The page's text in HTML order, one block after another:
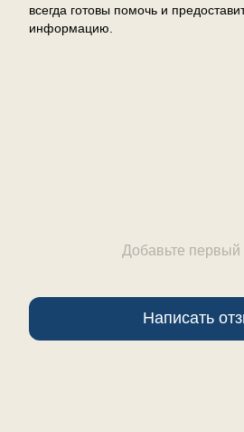
всегда готовы помочь и
информацию.
Добавьте первый
Написать